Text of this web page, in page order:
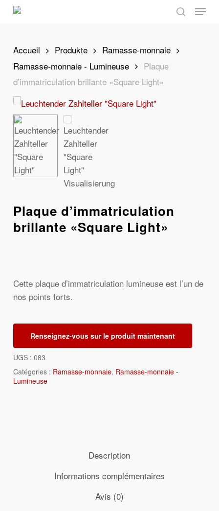
Skip
content
Menu
Accueil Produkte
Ramasse-monnaie
Ramasse-monnaie - Lumineuse
Plaque
d’immatriculation brillante «Square Light»
Plaque d’immatriculation
brillante «Square Light»
Cette plaque d’immatriculation lumineuse est l’un de
nos points forts.
Renseignez-vous sur le produit maintenant
UGS : 083
Catégories : Ramasse-monnaie, Ramasse-monnaie -
Lumineuse
Description
Informations complémentaires
Avis (0)